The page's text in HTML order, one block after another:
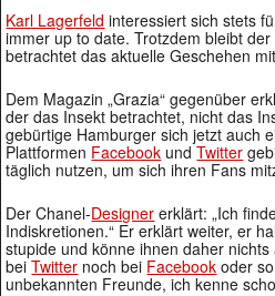
Karl Lagerfeld interessiert sich stets
immer up to date. Trotzdem bleibt
betrachtet das aktuelle Geschehen
Dem Magazin „Grazia“ gegenüber
der das Insekt betrachtet, nicht das
gebürtige Hamburger sich jetzt auch
Plattformen Facebook undTwitter
täglich nutzen, um sich ihren Fans
Der Chanel-Designer erklärt: „Ich
Indiskretionen.“ Er erklärt weiter, er
stupide und könne ihnen daher
beiTwitter noch bei Facebook oder
unbekannten Freunde, ich kenne